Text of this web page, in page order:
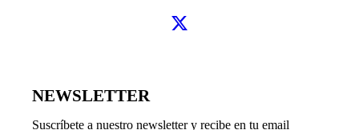
NEWSLETTER
Suscríbete a nuestro newsletter y recibe en tu email